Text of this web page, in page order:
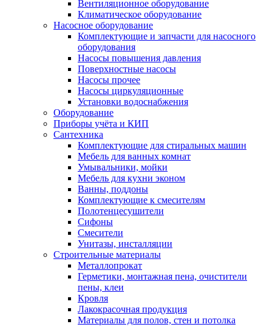
Вентиляционное оборудование
Климатическое оборудование
Насосное оборудование
Комплектующие и запчасти для насосного
оборудования
Насосы повышения давления
Поверхностные насосы
Насосы прочее
Насосы циркуляционные
Установки водоснабжения
Оборудование
Приборы учёта и КИП
Сантехника
Комплектующие для стиральных машин
Мебель для ванных комнат
Умывальники, мойки
Мебель для кухни эконом
Ванны, поддоны
Комплектующие к смесителям
Полотенцесушители
Сифоны
Смесители
Унитазы, инсталляции
Строительные материалы
Металлопрокат
Герметики, монтажная пена, очистители
пены, клеи
Кровля
Лакокрасочная продукция
Материалы для полов, стен и потолка